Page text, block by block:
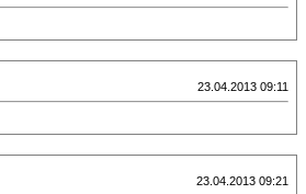
23.04.2013 09:11
23.04.2013 09:21